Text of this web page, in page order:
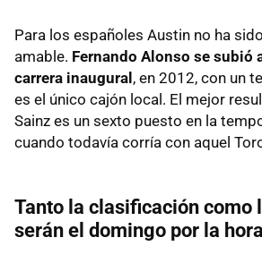
Para los españoles Austin no ha
amable. Fernando Alonso se subió
carrera inaugural , en 2012, con un
es el único cajón local. El mejor
Sainz es un sexto puesto en la
cuando todavía corría con aquel
Tanto la clasificación como
serán el domingo por la